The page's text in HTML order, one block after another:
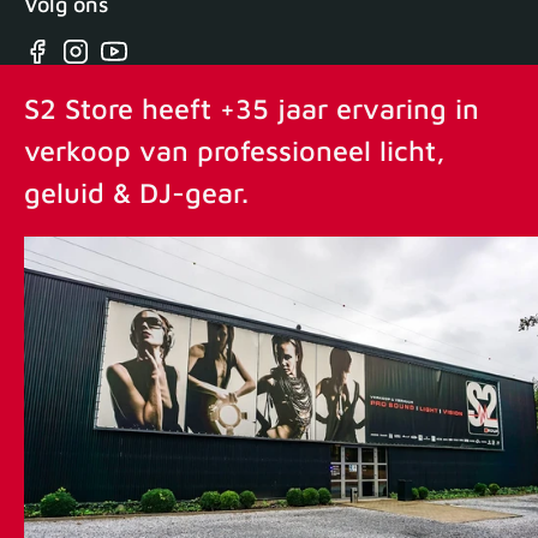
Facebook
Instagram
YouTube
S2 Store heeft +35 jaar ervaring in
verkoop van professioneel licht,
geluid & DJ-gear.